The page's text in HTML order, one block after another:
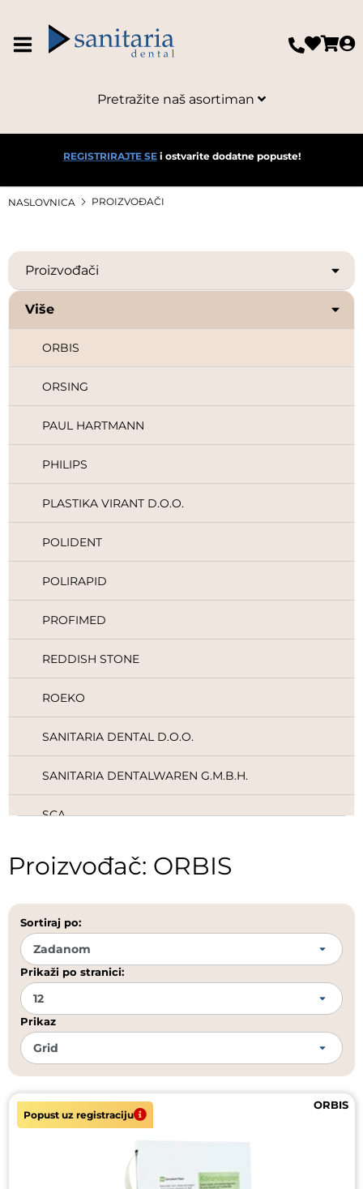
Pretražite naš asortiman
REGISTRIRAJTE SEi ostvarite dodatne popuste!
NASLOVNICA PROIZVOĐAČI
Proizvođači
Više
NICHROMINOX
NOVODENT ETS.
NSK
OMNIA
ORAL B
ORBIS
ORSING
PAUL HARTMANN
PHILIPS
PLASTIKA VIRANT D.O.O.
POLIDENT
POLIRAPID
PROFIMED
REDDISH STONE
ROEKO
SANITARIA DENTAL D.O.O.
SANITARIA DENTALWAREN G.M.B.H.
SCA
SCHEU-DENTAL
SCICAN
SEPTODONT
SOGEVA
SPOFADENTAL
SULTAN DENTAL
Proizvođač: ORBIS
Sortiraj po:
Prikaži po stranici:
Prikaz
Popust uz registraciju
ORBIS